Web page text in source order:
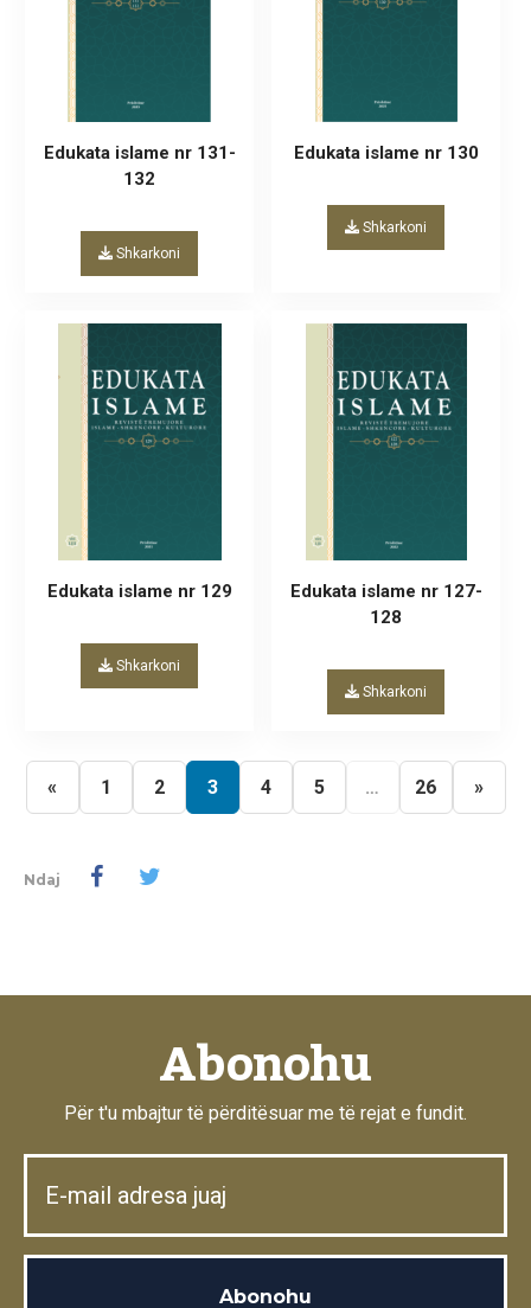
Edukata islame nr 131-
132
Shkarkoni
Edukata islame nr 130
Shkarkoni
Edukata islame nr 129
Shkarkoni
Edukata islame nr 127-
128
Shkarkoni
« 1 2 3 4 5 … 26 »
Ndaj
Abonohu
Për t'u mbajtur të përditësuar me të rejat e fundit.